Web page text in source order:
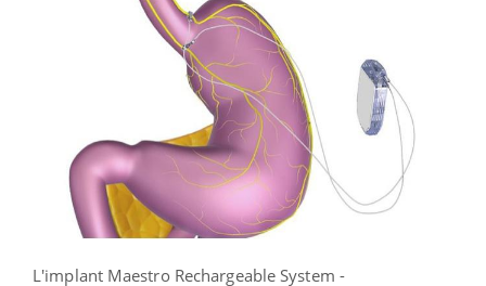
L'implant Maestro Rechargeable System -